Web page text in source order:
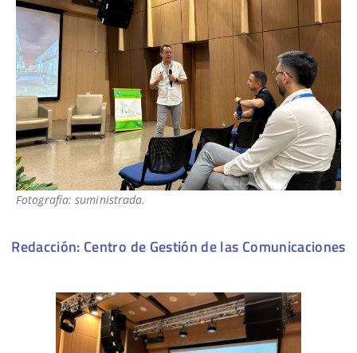
Fotografía: suministrada.
Redacción: Centro de Gestión de las Comunicaciones